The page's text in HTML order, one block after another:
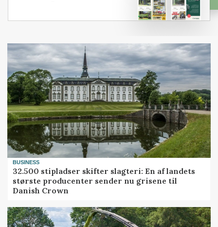
BUSINESS
32.500 stipladser skifter slagteri: En af landets
største producenter sender nu grisene til
Danish Crown